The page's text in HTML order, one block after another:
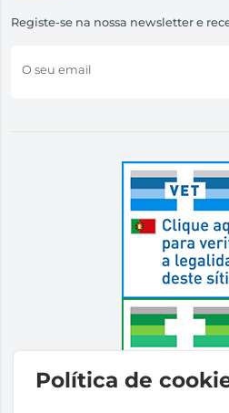
Registe-se na nossa newsletter e
O seu email
Política de